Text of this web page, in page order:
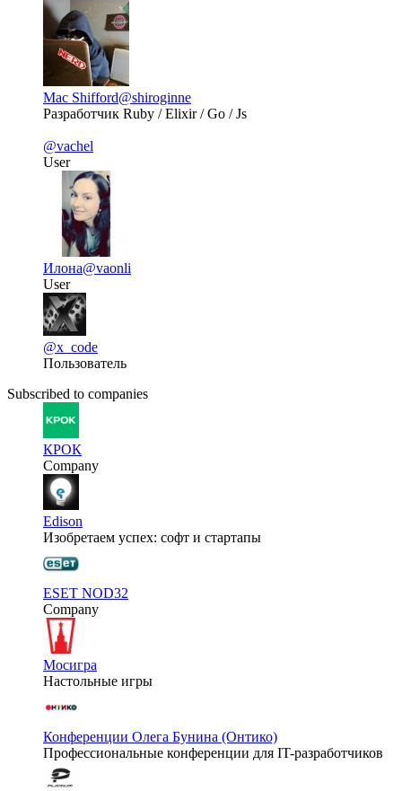
Mac Shifford@shiroginne
Разработчик Ruby / Elixir / Go / Js
@vachel
User
Илона@vaonli
User
@x_code
Пользователь
Subscribed to companies
КРОК
Company
Edison
Изобретаем успех: софт и стартапы
ESET NOD32
Company
Мосигра
Настольные игры
Конференции Олега Бунина (Онтико)
Профессиональные конференции для IT-разработчиков